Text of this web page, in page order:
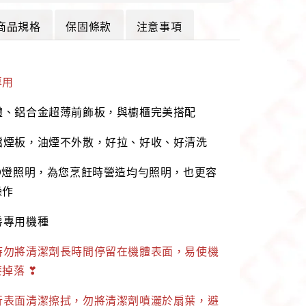
品規格 保固條款 注意事項
鋁合金超薄前飾板，與櫥櫃完美搭配
板，油煙不外散，好拉、好收、好清洗
照明，為您烹飪時營造均勻照明，也更容
用機種
將清潔劑長時間停留在機體表面，易使機
落 ❣
面清潔擦拭，勿將清潔劑噴灑於扇葉，避